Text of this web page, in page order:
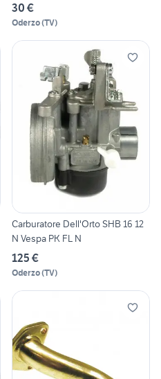
30 €
Oderzo(TV)
Carburatore Dell'Orto SHB 16 12
N Vespa PK FL N
125 €
Oderzo(TV)